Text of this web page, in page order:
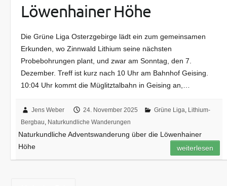
Löwenhainer Höhe
Die Grüne Liga Osterzgebirge lädt ein zum gemeinsamen
Erkunden, wo Zinnwald Lithium seine nächsten
Probebohrungen plant, und zwar am Sonntag, den 7.
Dezember. Treff ist kurz nach 10 Uhr am Bahnhof Geising.
10:04 Uhr kommt die Müglitztalbahn in Geising an,…
Jens Weber 24. November 2025 Grüne Liga Lithium-
Bergbau Naturkundliche Wanderungen
Naturkundliche Adventswanderung über die Löwenhainer
Höhe
weiterlesen